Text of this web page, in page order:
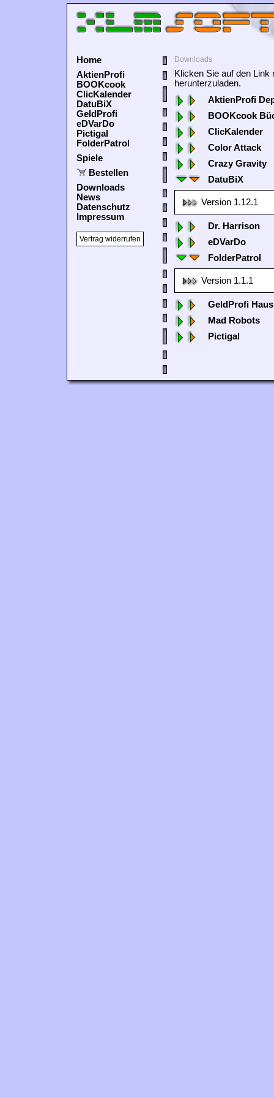
Home
AktienProfi
BOOKcook
ClicKalender
DatuBiX
GeldProfi
eDVarDo
Pictigal
FolderPatrol
Spiele
Bestellen
Downloads
News
Datenschutz
Impressum
Vertrag widerrufen
Downloads
Klicken Sie auf den
herunterzuladen.
AktienProfi
BOOKcook
ClicKalender
Color Attack
Crazy Gravity
DatuBiX
Version 1.12.1
Dr. Harrison
eDVarDo
FolderPatrol
Version 1.1.1
GeldProfi
Mad Robots
Pictigal